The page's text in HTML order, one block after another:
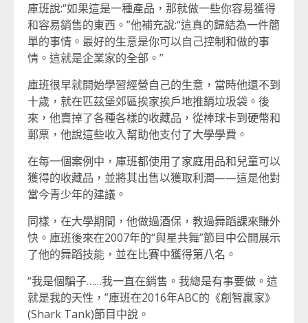
庫班說:“如果這是一種產品，那就做一些你容易獲得
和容易銷售的東西。”他補充說:“這真的歸結為一件簡
單的事情。最好的生意是你可以自己控制和做的事
情。這就是企業家的全部。”
庫班很早就開始學習經營自己的生意，當時他還不到
十歲，就在匹茲堡郊區挨家挨戶地推銷垃圾袋。後
來，他賣掉了各種各樣的收藏品，從棒球卡到硬幣和
郵票，他說這些收入幫助他支付了大學學費。
在每一個案例中，庫班都使用了家庭用品和兒童可以
獲得的收藏品，並將其出售以獲取利潤——這是他對
當今青少年的建議。
同樣，在大學期間，他做過酒保，教過舞蹈課來賺外
快。庫班後來在2007年的“與星共舞”節目中公開展示
了他的舞蹈技能，並在比賽中獲得第八名。
“我是個騙子……我一直在銷售。我總是有事要做。這
就是我的天性，”庫班在2016年ABC的《創智贏家》
(Shark Tank)節目中說。